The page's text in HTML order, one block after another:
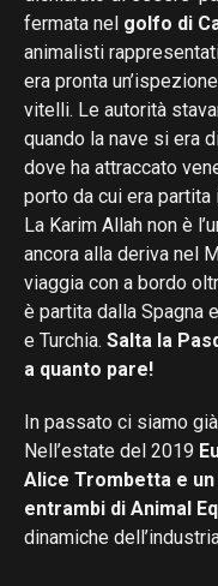
fermata nel golfo di
animalisti
era pronta
vitelli. Le autorità
quando la nave si era
dove ha attraccato
porto da cui era partita
La Karim Allah non è
ancora alla deriva nel
viaggia con a bordo
è partita dalla Spagna
e Turchia. Salta la
a quanto pare!
In passato ci siamo
Nell’estate del 2019
Alice Trombetta e
entrambi di Animal
dinamiche